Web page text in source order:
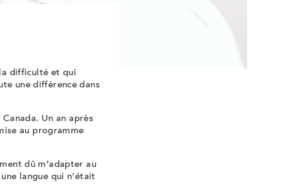
difficulté et qui
une différence dans
Un an après
au programme
dû m’adapter au
langue qui n’était